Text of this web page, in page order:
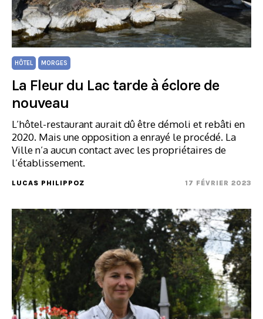
HÔTEL MORGES
La Fleur du Lac tarde à éclore de
nouveau
L’hôtel-restaurant aurait dû être démoli et rebâti en
2020. Mais une opposition a enrayé le procédé. La
Ville n’a aucun contact avec les propriétaires de
l’établissement.
LUCAS PHILIPPOZ 17 FÉVRIER 2023